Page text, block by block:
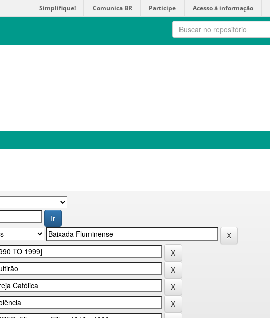
Simplifique! Comunica BR Participe Acesso à informação